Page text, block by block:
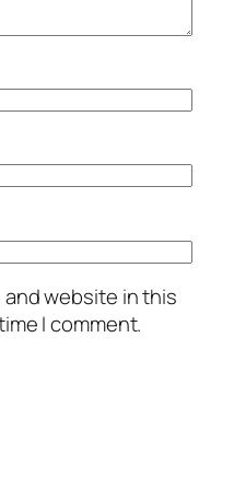
and website in this
I comment.